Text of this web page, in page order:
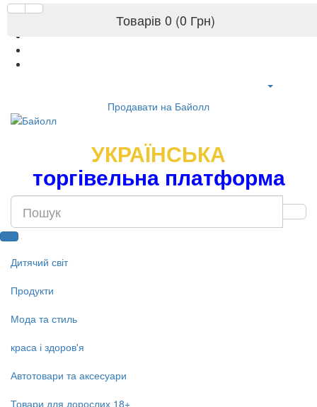
Продавати на Байолл
УКРАЇНСЬКА
торгівельна платформа
Товарів 0 (0 Грн)
Дитячий світ
Продукти
Мода та стиль
краса і здоров'я
Автотовари та аксесуари
Товари для дорослих 18+